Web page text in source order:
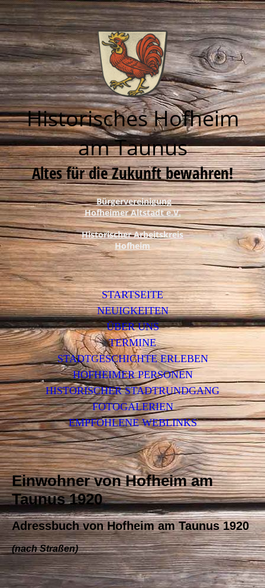
Historisches Hofheim
am Taunus
Altes für die Zukunft bewahren!
Bürgervereinigung
Hofheimer Altstadt e.V.
Historischer Arbeitskreis
Hofheim
STARTSEITE
NEUIGKEITEN
ÜBER UNS
TERMINE
STADTGESCHICHTE ERLEBEN
HOFHEIMER PERSONEN
HISTORISCHER STADTRUNDGANG
FOTOGALERIEN
EMPFOHLENE WEBLINKS
Einwohner von Hofheim am
Taunus 1920
Adressbuch von Hofheim am Taunus 1920
(nach Straßen)